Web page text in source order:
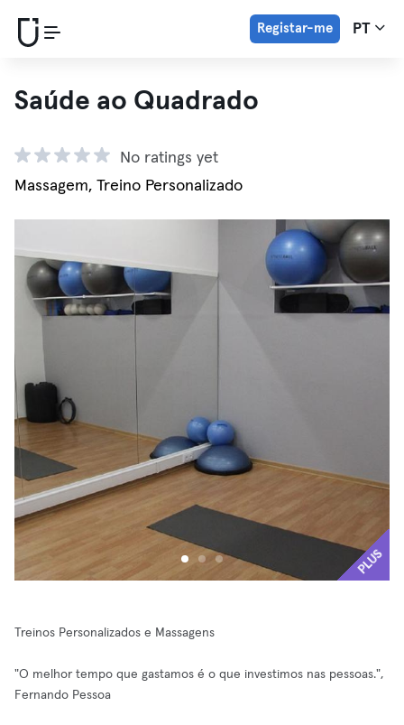
Registar-me PT
Saúde ao Quadrado
No ratings yet
Massagem, Treino Personalizado
PLUS
Treinos Personalizados e Massagens
"O melhor tempo que gastamos é o que investimos nas pessoas.",
Fernando Pessoa